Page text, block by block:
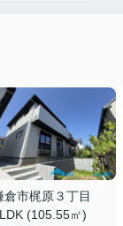
倉市梶原３丁目
(105.55㎡)